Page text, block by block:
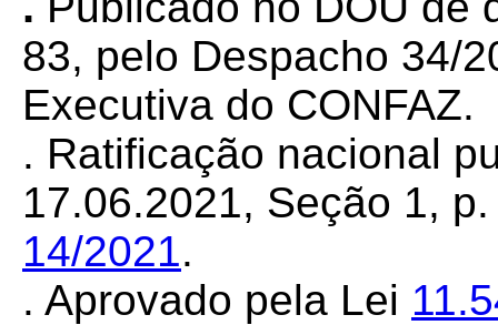
83, pelo Despacho 34/
Executiva do CONFAZ.
. Ratificação nacional
17.06.2021, Seção 1,
14/2021.
. Aprovado pela Lei